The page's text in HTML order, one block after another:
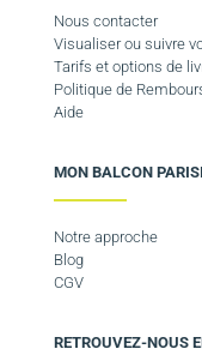
Nous contacter
Visualiser ou suivre
Tarifs et options de
Politique de
Aide
MON BALCON
Notre approche
Blog
CGV
RETROUVEZ-NOUS